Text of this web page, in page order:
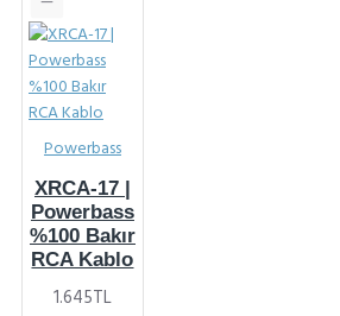
Powerbass
XRCA-17 |
Powerbass
%100 Bakır
RCA Kablo
1.645TL